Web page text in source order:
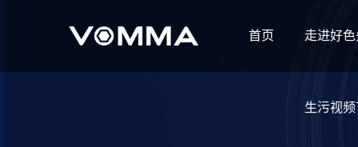
首页 走进好色
生污视频